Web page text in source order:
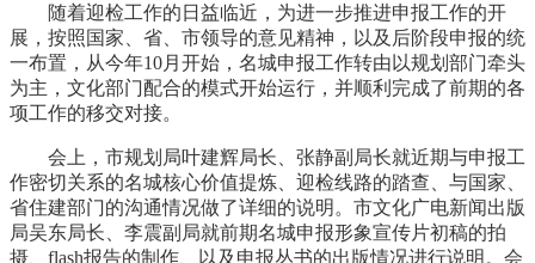
随着迎检工作的日益临近，为进一步推进申报工作的开
展，按照国家、省、市领导的意见精神，以及后阶段申报的统
一布置，从今年10月开始，名城申报工作转由以规划部门牵头
为主，文化部门配合的模式开始运行，并顺利完成了前期的各
项工作的移交对接。
会上，市规划局叶建辉局长、张静副局长就近期与申报工
作密切关系的名城核心价值提炼、迎检线路的踏查、与国家、
省住建部门的沟通情况做了详细的说明。市文化广电新闻出版
局吴东局长、李震副局就前期名城申报形象宣传片初稿的拍
摄、flash报告的制作、以及申报丛书的出版情况进行说明。会